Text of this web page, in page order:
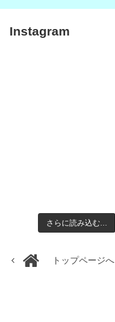
Instagram
さらに読み込む...
トップページへ